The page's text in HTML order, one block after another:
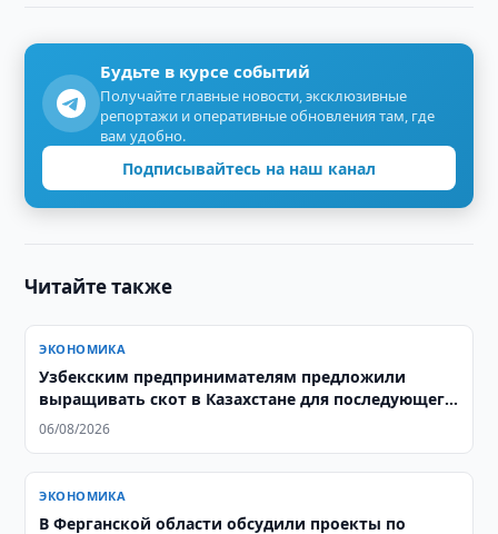
Будьте в курсе событий
Получайте главные новости, эксклюзивные
репортажи и оперативные обновления там, где
вам удобно.
Подписывайтесь на наш канал
Читайте также
ЭКОНОМИКА
Узбекским предпринимателям предложили
выращивать скот в Казахстане для последующего
экспорта в Узбекистан
06/08/2026
ЭКОНОМИКА
В Ферганской области обсудили проекты по